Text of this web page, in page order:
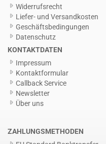
Widerrufsrecht
Liefer- und Versandkosten
Geschäftsbedingungen
Datenschutz
KONTAKTDATEN
Impressum
Kontaktformular
Callback Service
Newsletter
Über uns
ZAHLUNGSMETHODEN